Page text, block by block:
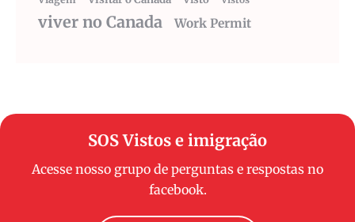
viver no Canada Work Permit
SOS Vistos e imigração
Acesse nosso grupo de perguntas e respostas no
facebook.